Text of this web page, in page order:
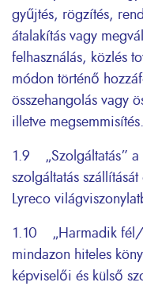
gyűjtés, rögzítés,
átalakítás vagy
felhasználás, közlés
módon történő
összehangolás vagy
illetve megsemmisítés.
1.9 „Szolgáltatás” a
szolgáltatás
Lyreco
1.10 „Harmadik fél/
mindazon hiteles
képviselői és külső